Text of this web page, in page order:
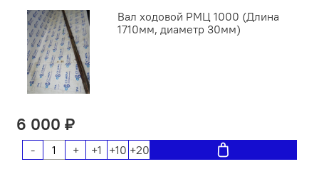
Вал ходовой РМЦ 1000 (Длина
1710мм, диаметр 30мм)
6 000 ₽
- + +1 +10 +20